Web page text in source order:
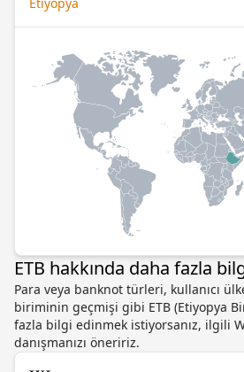
ETB hakkında daha fazla
Para veya banknot türleri, kullanıcı
biriminin geçmişi gibi ETB (Etiyopya
fazla bilgi edinmek istiyorsanız, ilgili
danışmanızı öneririz.